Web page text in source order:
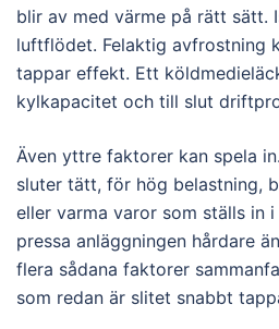
blir av med värme på rätt sätt.
luftflödet. Felaktig avfrostning
tappar effekt. Ett
kylkapacitet och till slut
Även yttre faktorer kan spela
sluter tätt, för hög belastning,
eller varma varor som ställs in
pressa anläggningen hårdare
flera sådana faktorer
som redan är slitet snabbt